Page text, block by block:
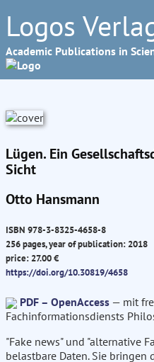
Logos
Academic Publications in
Lügen. Ein
Sicht
Otto Hansmann
ISBN 978-3-8325-4658-8
256 pages, year of publication: 2018
price: 27.00 €
https://doi.org/10.30819/4658
PDF – OpenAccess — mit
Fachinformationsdiensts
"Fake news" und "alternative
belastbare Daten. Sie bringen